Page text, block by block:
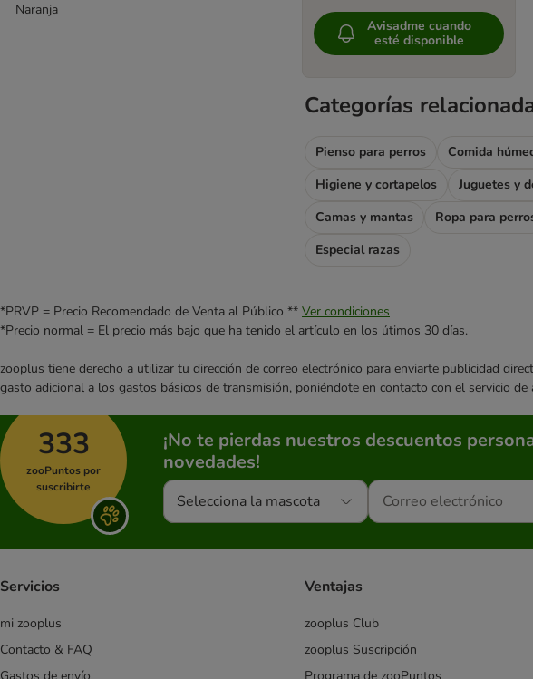
Naranja
Avisadme cuando
esté disponible
Categorías
Pienso para perros Comida
Higiene y cortapelos
Juguetes y
Camas y mantas
Ropa para
Especial razas
*PRVP = Precio Recomendado de Venta al Público ** Ver condiciones
*Precio normal = El precio más bajo que ha tenido el artículo en los útimos 30 días.
zooplus tiene derecho a utilizar tu dirección de correo electrónico para enviarte publicidad
gasto adicional a los gastos básicos de transmisión, poniéndote en contacto con el servicio
333
zooPuntos por
suscribirte
¡No te pierdas nuestros descuentos
novedades!
Selecciona la mascota
Servicios
mi zooplus
Contacto & FAQ
Ventajas
zooplus Club
zooplus Suscripción